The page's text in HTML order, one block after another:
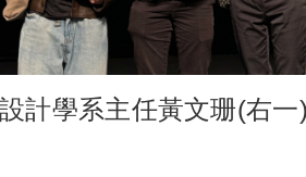
計學系主任黃文珊(右